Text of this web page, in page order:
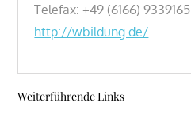
Telefax: +49 (6166) 9339165
http://wbildung.de/
Weiterführende Links